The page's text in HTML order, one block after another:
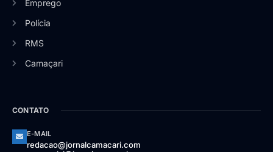
Emprego
Polícia
RMS
Camaçari
CONTATO
E-MAIL
redacao@jornalcamacari.com